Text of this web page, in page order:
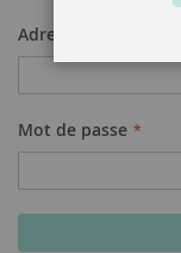
Adresse électronique
Mot de passe